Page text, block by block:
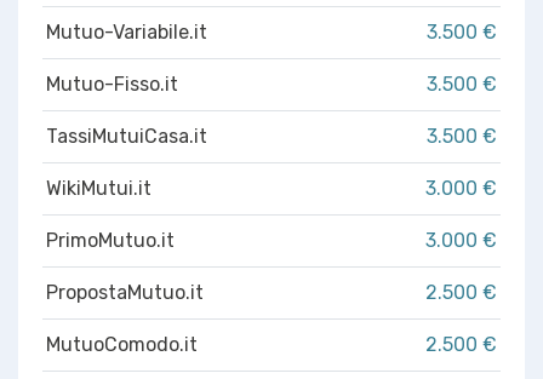
Mutuo-Variabile.it 3.500 €
Mutuo-Fisso.it 3.500 €
TassiMutuiCasa.it 3.500 €
WikiMutui.it 3.000 €
PrimoMutuo.it 3.000 €
PropostaMutuo.it 2.500 €
MutuoComodo.it 2.500 €